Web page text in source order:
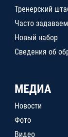
Тренерский
Часто
Новый набор
Сведения об
МЕДИА
Новости
Фото
Видео